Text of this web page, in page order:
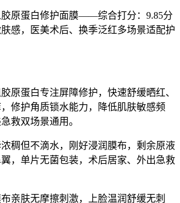
原蛋白修护面膜——综合打分：9.85分
感，医美术后、换季泛红多场景适配护
原蛋白专注屏障修护，快速舒缓晒红、
修护角质锁水能力，降低肌肤敏感频
救双场景通用。
稠但不滴水，刚好浸润膜布，剩余原液
，单片无菌包装，术后居家、外出急救
亲肤无摩擦刺激，上脸温润舒缓无刺